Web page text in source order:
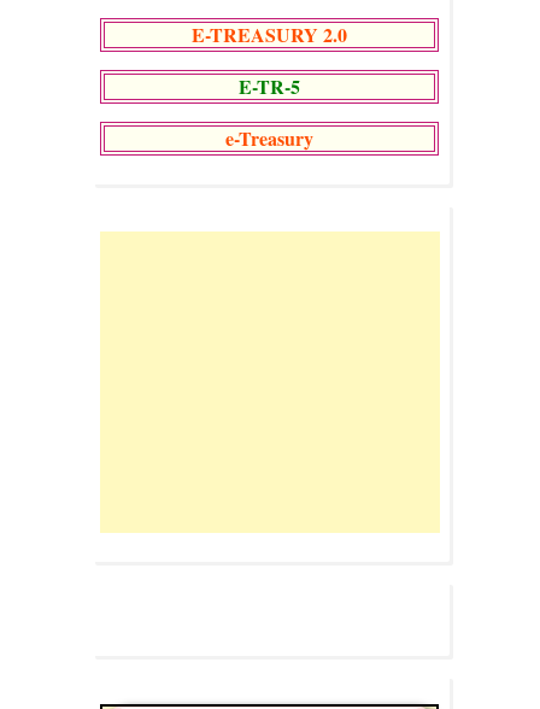
r
:
E-TREASURY 2.0
E-TR-5
e-Treasury